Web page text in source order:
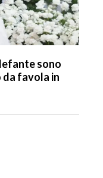
sono
da favola in